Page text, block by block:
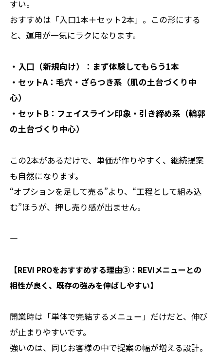
すい。
おすすめは「入口1本＋セット2本」。この形にする
と、運用が一気にラクになります。
・入口（新規向け）：まず体験してもらう1本
・セットA：毛穴・ざらつき系（肌の土台づくり中
心）
・セットB：フェイスライン印象・引き締め系（輪郭
の土台づくり中心）
この2本があるだけで、単価が作りやすく、継続提案
も自然になります。
“オプションを足して売る”より、“工程として組み込
む”ほうが、押し売り感が出ません。
――――――――――
【REVI PROをおすすめする理由③：REVIメニューとの
相性が良く、既存の強みを伸ばしやすい】
開業時は「単体で完結するメニュー」だけだと、伸び
が止まりやすいです。
強いのは、同じお客様の中で提案の幅が増える設計。